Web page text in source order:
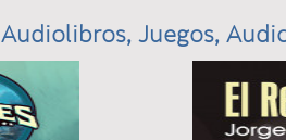
Audiolibros, Juegos,